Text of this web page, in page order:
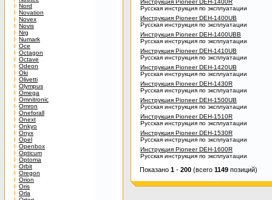
Nord
Novation
Novex
Novis
Nrg
Numark
Oce
Octagon
Octave
Odeon
Oki
Olivetti
Olympus
Omega
Omnitronic
Omron
Oneforall
Onext
Onkyo
Onyx
Opel
Openbox
Opticum
Optoma
Orbit
Oregon
Orion
Oris
Orla
Инструкция Pioneer DEH-1400R
Русская инструкция по эксплуатации
Инструкция Pioneer DEH-1400UB
Русская инструкция по эксплуатации
Инструкция Pioneer DEH-1400UBB
Русская инструкция по эксплуатации
Инструкция Pioneer DEH-1410UB
Русская инструкция по эксплуатации
Инструкция Pioneer DEH-1420UB
Русская инструкция по эксплуатации
Инструкция Pioneer DEH-1430R
Русская инструкция по эксплуатации
Инструкция Pioneer DEH-1500UB
Русская инструкция по эксплуатации
Инструкция Pioneer DEH-1510R
Русская инструкция по эксплуатации
Инструкция Pioneer DEH-1530R
Русская инструкция по эксплуатации
Инструкция Pioneer DEH-1600R
Русская инструкция по эксплуатации
Показано 1 - 200 (всего 1149 позиций)